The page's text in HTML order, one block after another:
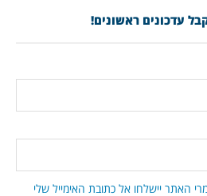
עדכונים ראשונים!
האתר יישלחו אל כתובת האימייל שלי